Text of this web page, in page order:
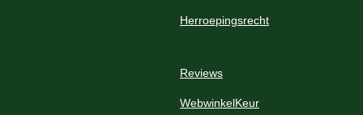
Herroepingsrecht
Reviews
WebwinkelKeur